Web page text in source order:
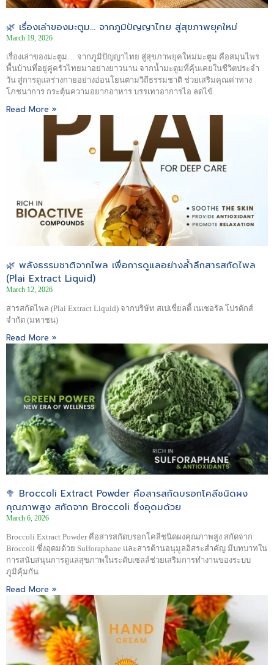
🌿 เรื่องเล่าของมะตูม… จากภูมิปัญญาไทย สู่สุขภาพยุคใหม่
March 19, 2026
เรื่องเล่าของมะตูม… จากภูมิปัญญาไทย สู่สุขภาพยุคใหม่มะตูม คือสมุนไพร
พื้นบ้านที่อยู่คู่ครัวไทยมาอย่างยาวนาน จากน้ำมะตูมที่คุ้นเคยในชีวิตประจำ
วัน สู่การดูแลร่างกายอย่างอ่อนโยนตามวิถีธรรมชาติ ช่วยเสริมคุณค่าทาง
โภชนาการ กระตุ้นความอยากอาหาร บรรเทาอาการไอ ลดไข้
Read More »
🌿 พลังธรรมชาติจากไพล เพื่อการดูแลอย่างล้ำลึกสารสกัดไพล
(Plai Extract Liquid)
March 12, 2026
สารสกัดไพล (Plai Extract Liquid) จากบริษัท สเปเชี่ยลตี้ เนเชอรัล โปรดักส์
จำกัด (มหาชน)
Read More »
🥦 Broccoli Extract Powder คือสารสกัดบรอกโคลีชนิดผง
คุณภาพสูง สกัดจาก Broccoli ซึ่งอุดมด้วย
March 6, 2026
Broccoli Extract Powder คือสารสกัดบรอกโคลีชนิดผงคุณภาพสูง สกัดจาก
Broccoli ซึ่งอุดมด้วย Sulforaphane และสารต้านอนุมูลอิสระสำคัญ มีบทบาทใน
การสนับสนุนการดูแลสุขภาพในระดับเซลล์ช่วยเสริมการทำงานของระบบ
ภูมิคุ้มกัน
Read More »